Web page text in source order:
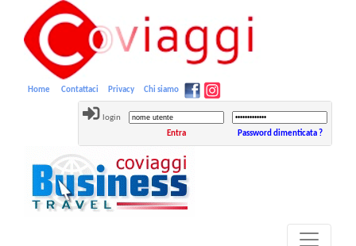
Home Contattaci Privacy Chi siamo
login
Entra
Password dimenticata ?